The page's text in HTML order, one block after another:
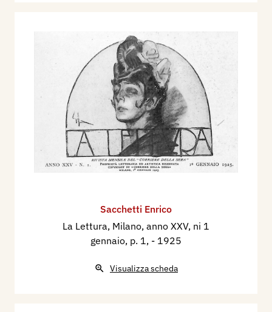
Sacchetti Enrico
La Lettura, Milano, anno XXV, ni 1
gennaio, p. 1, - 1925
Visualizza scheda